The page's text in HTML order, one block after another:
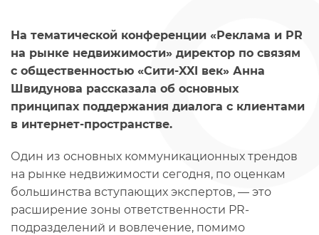
На тематической конференции «Реклама и PR
на рынке недвижимости» директор по связям
с общественностью «Сити-XXI век» Анна
Швидунова рассказала об основных
принципах поддержания диалога с клиентами
в интернет-пространстве.
Один из основных коммуникационных трендов
на рынке недвижимости сегодня, по оценкам
большинства вступающих экспертов, — это
расширение зоны ответственности PR-
подразделений и вовлечение, помимо